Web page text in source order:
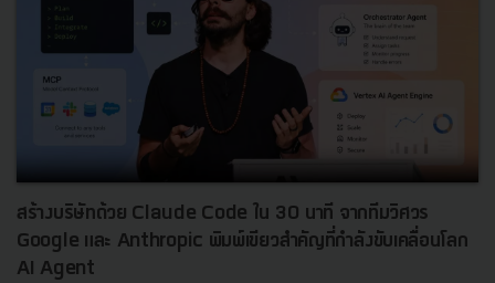
สร้างบริษัทด้วย Claude Code ใน 30 นาที จากทีมวิศวร
Google และ Anthropic พิมพ์เขียวสำคัญที่กำลังขับเคลื่อนโลก
AI Agent